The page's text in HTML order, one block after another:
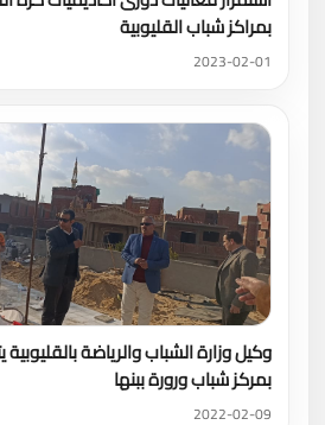
بمراكز شباب القليوبية
2023-02-01
وكيل وزارة الشباب والرياضة بالقليوبية
بمركز شباب ورورة ببنها
2022-02-09